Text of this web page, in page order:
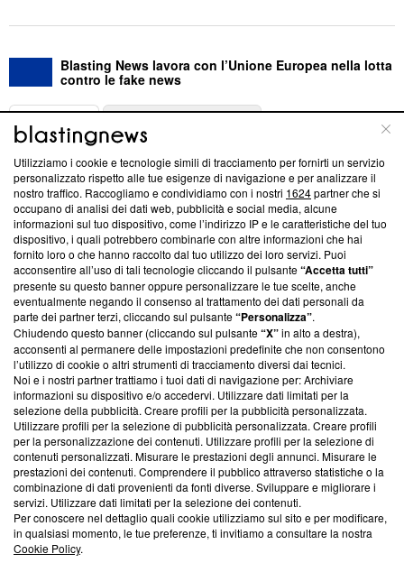
Blasting News lavora con l’Unione Europea nella lotta
contro le fake news
ABOUT
Questa sezione offre informazioni trasparenti su Blasting
News, sui nostri processi editoriali e su come ci impegniamo a
creare news di qualità. Inoltre, afferma la nostra aderenza a
‘Trust Project - News with Integrity’Blasting News non è
ancora membro del programma, ma ha richiesto di farne
parte; Trust Project non ha ancora effettuato una verifica di
conformità agli standard.
Su di noi
Team editoriale
Corporate
Redazione
Informativa Privacy
Cookie Policy
Blasting SA, IDI CHE-247.845.224, Via Carlo Frasca, 3 - 6900
Lugano (Svizzera) Tel:+39 0690258937
Utilizziamo i cookie e tecnologie simili di tracciamento per fornirti un servizio
personalizzato rispetto alle tue esigenze di navigazione e per analizzare il
nostro traffico. Raccogliamo e condividiamo con i nostri 1624partner che si
occupano di analisi dei dati web, pubblicità e social media, alcune
informazioni sul tuo dispositivo, come l’indirizzo IP e le caratteristiche del tuo
dispositivo, i quali potrebbero combinarle con altre informazioni che hai
fornito loro o che hanno raccolto dal tuo utilizzo dei loro servizi. Puoi
acconsentire all’uso di tali tecnologie cliccando il pulsante“Accetta tutti”
presente su questo banner oppure personalizzare le tue scelte, anche
eventualmente negando il consenso al trattamento dei dati personali da
parte dei partner terzi, cliccando sul pulsante“Personalizza”.
Chiudendo questo banner (cliccando sul pulsante“X”in alto a destra),
acconsenti al permanere delle impostazioni predefinite che non consentono
l’utilizzo di cookie o altri strumenti di tracciamento diversi dai tecnici.
Noi e i nostri partner trattiamo i tuoi dati di navigazione per: Archiviare
informazioni su dispositivo e/o accedervi. Utilizzare dati limitati per la
selezione della pubblicità. Creare profili per la pubblicità personalizzata.
Utilizzare profili per la selezione di pubblicità personalizzata. Creare profili
per la personalizzazione dei contenuti. Utilizzare profili per la selezione di
contenuti personalizzati. Misurare le prestazioni degli annunci. Misurare le
prestazioni dei contenuti. Comprendere il pubblico attraverso statistiche o la
combinazione di dati provenienti da fonti diverse. Sviluppare e migliorare i
servizi. Utilizzare dati limitati per la selezione dei contenuti.
Per conoscere nel dettaglio quali cookie utilizziamo sul sito e per modificare,
in qualsiasi momento, le tue preferenze, ti invitiamo a consultare la nostra
Cookie Policy.